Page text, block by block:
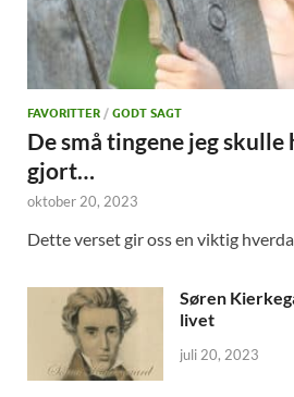
FAVORITTER / GODT SAGT
De små tingene jeg skulle
gjort…
oktober 20, 2023
Dette verset gir oss en viktig
Søren
livet
juli 20, 2023